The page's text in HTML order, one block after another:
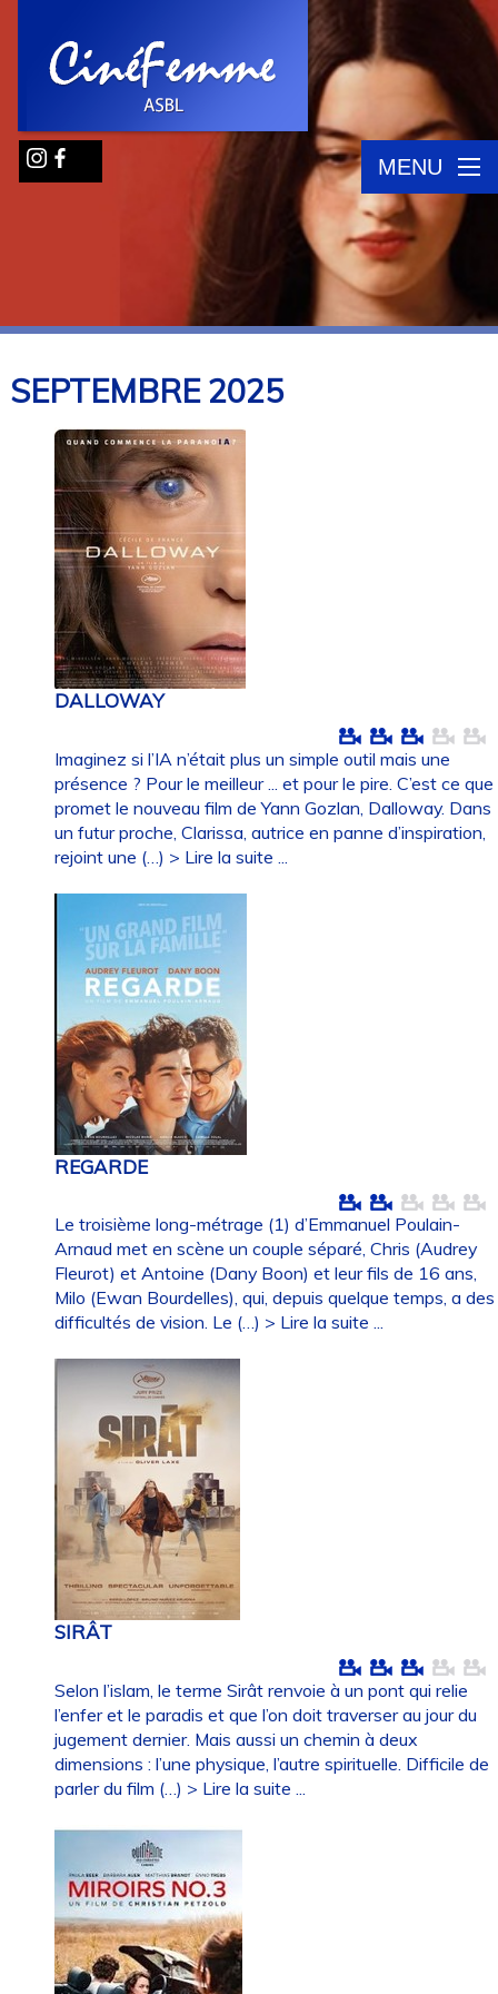
MENU
SEPTEMBRE2025
DALLOWAY
Imaginez si l’IA n’était plus un simple outil mais une
présence ? Pour le meilleur ... et pour le pire. C’est ce que
promet le nouveau film de Yann Gozlan, Dalloway. Dans
un futur proche, Clarissa, autrice en panne d’inspiration,
rejoint une (…) > Lire la suite ...
REGARDE
Le troisième long-métrage (1) d’Emmanuel Poulain-
Arnaud met en scène un couple séparé, Chris (Audrey
Fleurot) et Antoine (Dany Boon) et leur fils de 16 ans,
Milo (Ewan Bourdelles), qui, depuis quelque temps, a des
difficultés de vision. Le (…) > Lire la suite ...
SIRÂT
Selon l’islam, le terme Sirât renvoie à un pont qui relie
l’enfer et le paradis et que l’on doit traverser au jour du
jugement dernier. Mais aussi un chemin à deux
dimensions : l’une physique, l’autre spirituelle. Difficile de
parler du film (…) > Lire la suite ...